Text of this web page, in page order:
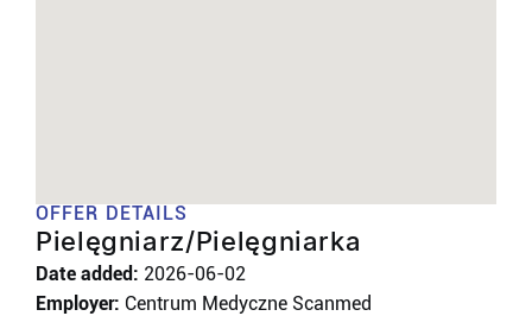
Pielęgniarz/Pielęgniarka
OFFER DETAILS
Date added: 2026-06-02
Employer: Centrum Medyczne Scanmed